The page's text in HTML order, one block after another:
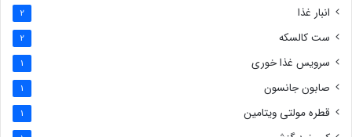
انبار غذا 2
ست کالسکه 2
سرویس غذا خوری 1
صابون جانسون 1
قطره مولتی ویتامین 1